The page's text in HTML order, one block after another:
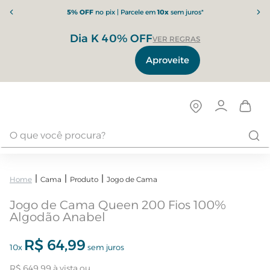
5% OFFno pix | Parcele em10xsem juros*
Dia K 40% OFFVER REGRAS
Aproveite
Cama Produto Jogo de Cama
Jogo de Cama Queen 200 Fios 100%
Algodão Anabel
10x R$ 64,99 sem juros